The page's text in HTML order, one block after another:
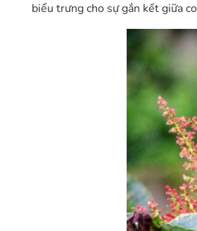
biểu trưng cho sự gắn kết giữa